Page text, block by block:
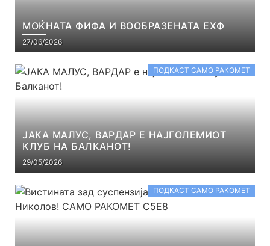
МОЌНАТА ФИФА И ВООБРАЗЕНАТА ЕХФ
27/06/2026
ПОДКАСТ САМО РАКОМЕТ
ЈАКА МАЛУС, ВАРДАР Е НАЈГОЛЕМИОТ
КЛУБ НА БАЛКАНОТ!
29/05/2026
ПОДКАСТ САМО РАКОМЕТ